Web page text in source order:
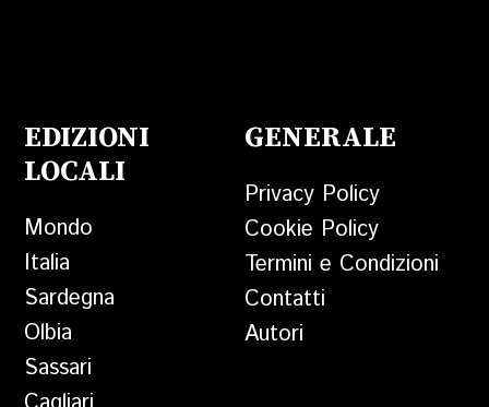
EDIZIONI
LOCALI
Mondo
Italia
Sardegna
Olbia
Sassari
GENERALE
Privacy Policy
Cookie Policy
Termini e Condizioni
Contatti
Autori